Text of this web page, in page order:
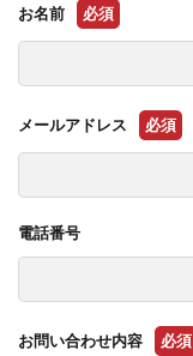
お名前 必須
メールアドレス 必須
電話番号
お問い合わせ内容 必須